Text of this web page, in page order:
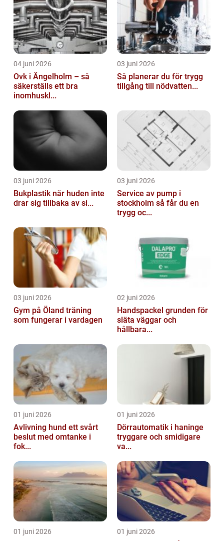
04 juni 2026
Ovk i Ängelholm – så
säkerställs ett bra
inomhuskl...
03 juni 2026
Så planerar du för trygg
tillgång till nödvatten...
03 juni 2026
Bukplastik när huden inte
drar sig tillbaka av si...
03 juni 2026
Service av pump i
stockholm så får du en
trygg oc...
03 juni 2026
Gym på Öland träning
som fungerar i vardagen
02 juni 2026
Handspackel grunden för
släta väggar och
hållbara...
01 juni 2026
Avlivning hund ett svårt
beslut med omtanke i
fok...
01 juni 2026
Dörrautomatik i haninge
tryggare och smidigare
va...
01 juni 2026 01 juni 2026